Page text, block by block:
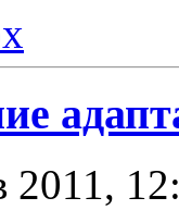
2011,